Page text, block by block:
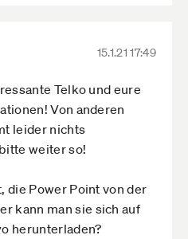
15.1.21 17:49
Telko und eure
Von anderen
leider nichts
weiter so!
die Power Point von der
kann man sie sich auf
herunterladen?